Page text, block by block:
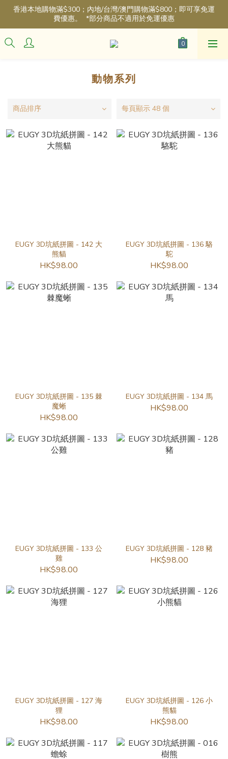
香港本地購物滿$300；內地/台灣/澳門購物滿$800；即可享免運
費優惠。  *部分商品不適用於免運優惠
動物系列
商品排序 每頁顯示 48 個
EUGY 3D坑紙拼圖 - 142 大
熊貓
HK$98.00
EUGY 3D坑紙拼圖 - 136 駱
駝
HK$98.00
EUGY 3D坑紙拼圖 - 135 棘
魔蜥
HK$98.00
EUGY 3D坑紙拼圖 - 134 馬
HK$98.00
EUGY 3D坑紙拼圖 - 133 公
雞
HK$98.00
EUGY 3D坑紙拼圖 - 128 豬
HK$98.00
EUGY 3D坑紙拼圖 - 127 海
狸
HK$98.00
EUGY 3D坑紙拼圖 - 126 小
熊貓
HK$98.00